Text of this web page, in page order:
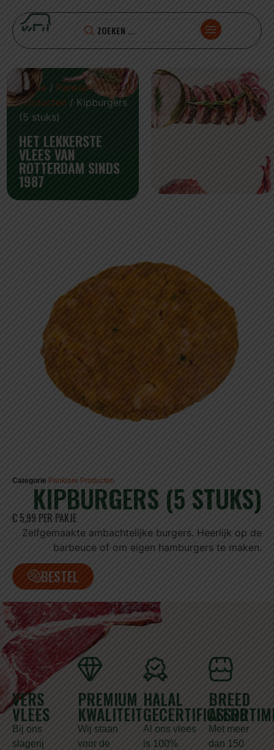
Home / Panklare
Producten / Kipburgers
(5 stuks)
HET LEKKERSTE
VLEES VAN
ROTTERDAM SINDS
1987
Categorie Panklare Producten
KIPBURGERS (5 STUKS)
€ 5,99 PER PAKJE
Zelfgemaakte ambachtelijke burgers. Heerlijk op de
barbeuce of om eigen hamburgers te maken.
BESTEL
VERS
VLEES
Bij ons
slagerij
PREMIUM
KWALITEIT
Wij staan
voor de
HALAL
GECERTIFICEERD
Al ons vlees
is 100%
BREED
Met meer
dan 150